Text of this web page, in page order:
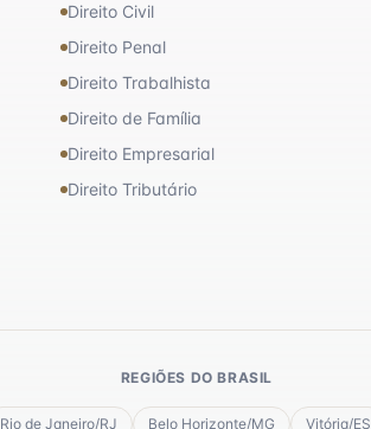
Direito Civil
Direito Penal
Direito Trabalhista
Direito de Família
Direito Empresarial
Direito Tributário
REGIÕES DO BRASIL
Rio de Janeiro/RJ Belo Horizonte/MG Vitória/ES